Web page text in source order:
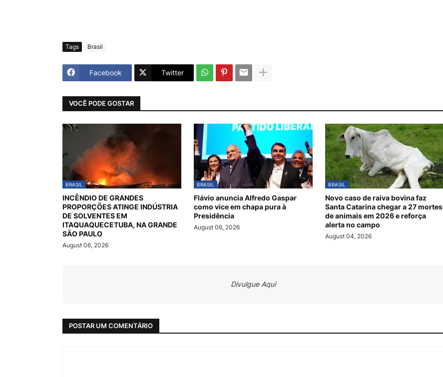
Tags Brasil
Facebook Twitter
VOCÊ PODE GOSTAR
BRASIL
INCÊNDIO DE GRANDES
PROPORÇÕES ATINGE INDÚSTRIA
DE SOLVENTES EM
ITAQUAQUECETUBA, NA GRANDE
SÃO PAULO
August 06, 2026
BRASIL
Flávio anuncia Alfredo Gaspar
como vice em chapa pura à
Presidência
August 06, 2026
BRASIL
Novo caso de raiva bovina faz
Santa Catarina chegar a 27 mortes
de animais em 2026 e reforça
alerta no campo
August 04, 2026
Divulgue Aqui
POSTAR UM COMENTÁRIO